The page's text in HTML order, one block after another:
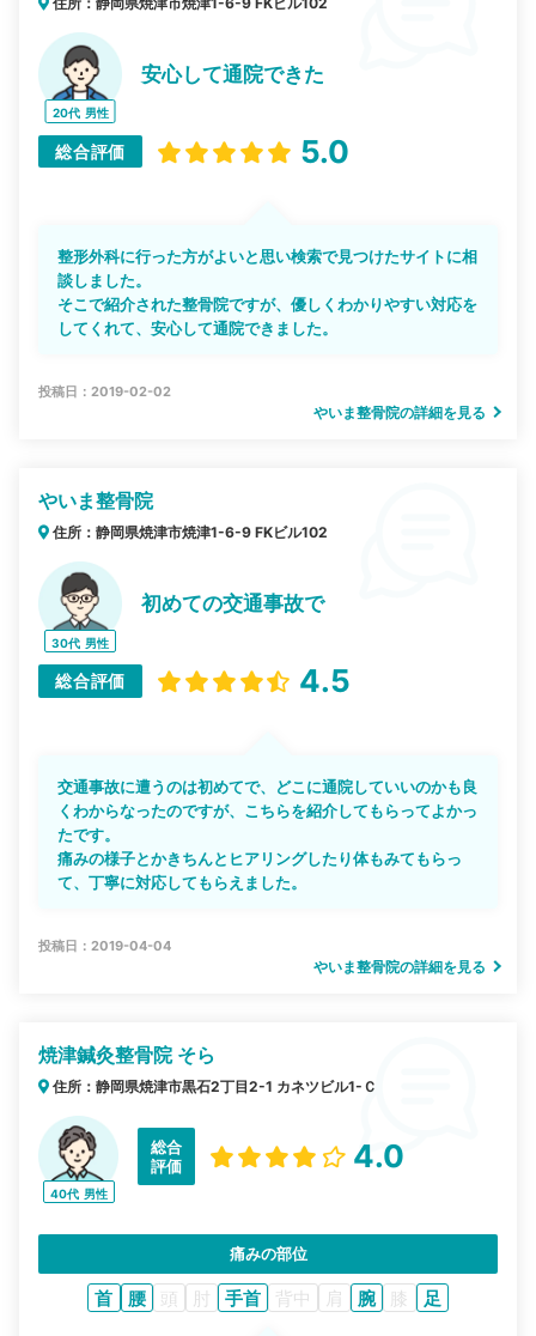
20代 男性
安心して通院できた
総合評価 5.0
整形外科に行った方がよいと思い検索で見つけたサイトに相
談しました。
そこで紹介された整骨院ですが、優しくわかりやすい対応を
してくれて、安心して通院できました。
投稿日：2019-02-02
やいま整骨院の詳細を見る
やいま整骨院
住所：静岡県焼津市焼津1-6-9 FKビル102
30代 男性
初めての交通事故で
総合評価 4.5
交通事故に遭うのは初めてで、どこに通院していいのかも良
くわからなったのですが、こちらを紹介してもらってよかっ
たです。
痛みの様子とかきちんとヒアリングしたり体もみてもらっ
て、丁寧に対応してもらえました。
投稿日：2019-04-04
やいま整骨院の詳細を見る
焼津鍼灸整骨院 そら
住所：静岡県焼津市黒石2丁目2-1 カネツビル1-Ｃ
40代 男性
総合
評価
4.0
痛みの部位
首 腰 頭 肘 手首 背中 肩 腕 膝 足